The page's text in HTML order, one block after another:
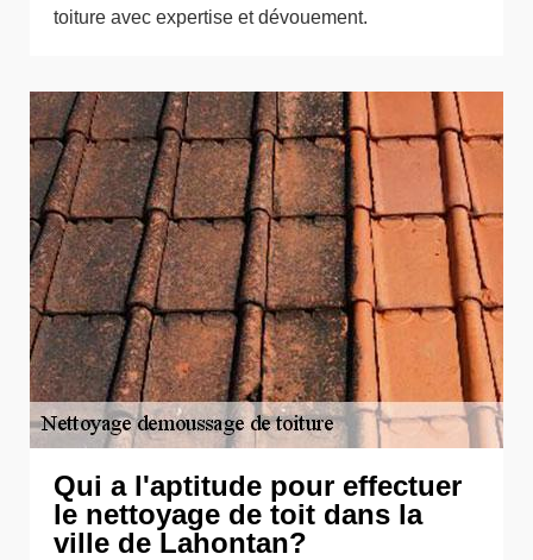
toiture avec expertise et dévouement.
Qui a l'aptitude pour effectuer
le nettoyage de toit dans la
ville de Lahontan?